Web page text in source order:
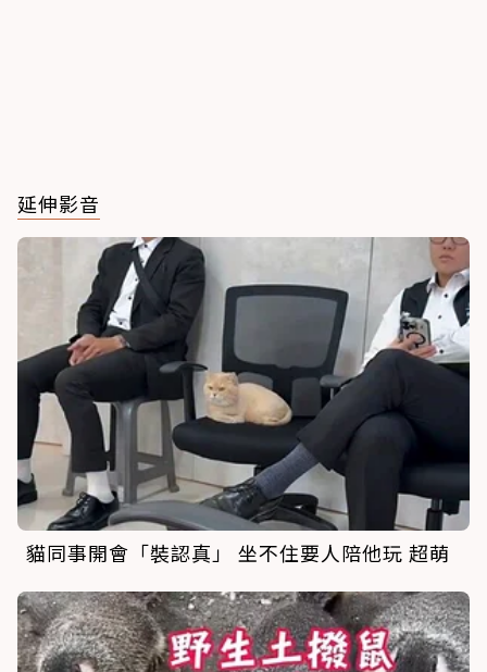
延伸影音
貓同事開會「裝認真」 坐不住要人陪他玩 超萌